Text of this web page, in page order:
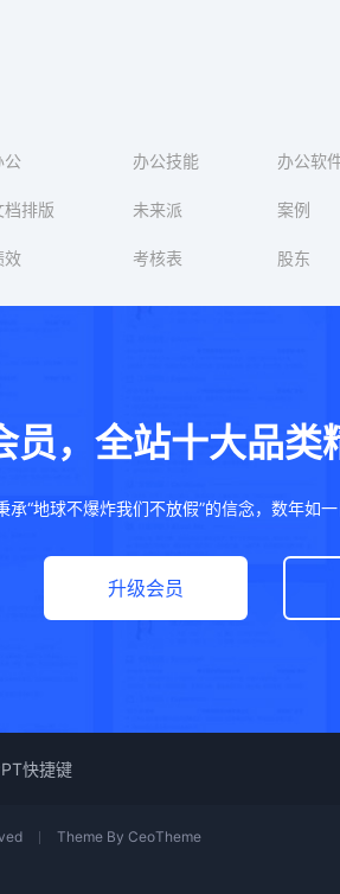
公 办公技能 办公软
档排版 未来派 案例
效 考核表 股东
员，全站十大品类
承“地球不爆炸我们不放假”的信念，数年如
升级会员
快捷键
Theme By CeoTheme